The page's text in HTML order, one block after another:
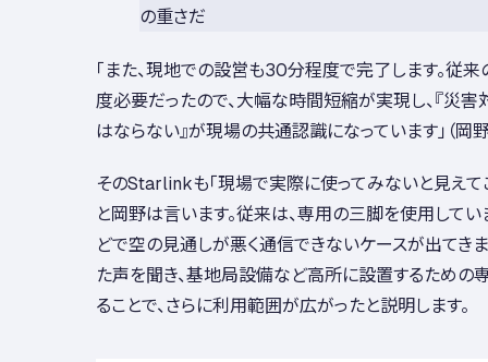
の重さだ
「また、現地での設営も30分程度で完了します。従
度必要だったので、大幅な時間短縮が実現し、『災
はならない』が現場の共通認識になっています」（岡野
そのStarlinkも「現場で実際に使ってみないと見えて
と岡野は言います。従来は、専用の三脚を使用して
どで空の見通しが悪く通信できないケースが出てき
た声を聞き、基地局設備など高所に設置するための
ることで、さらに利用範囲が広がったと説明します。